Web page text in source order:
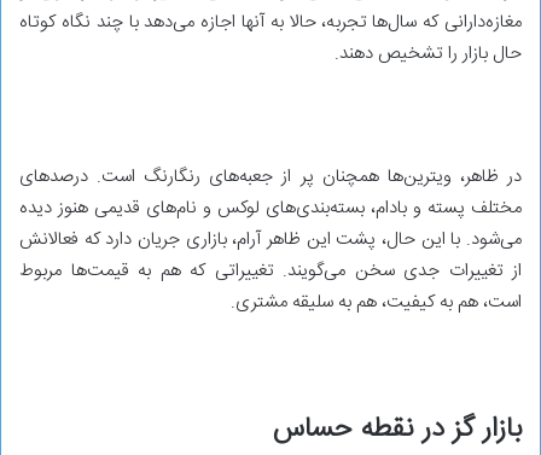
مغازه‌دارانی که سال‌ها تجربه، حالا به آنها اجازه می‌دهد با چند نگاه کوتاه
حال بازار را تشخیص دهند.
در ظاهر، ویترین‌ها همچنان پر از جعبه‌های رنگارنگ است. درصدهای
مختلف پسته و بادام، بسته‌بندی‌های لوکس و نام‌های قدیمی هنوز دیده
می‌شود. با این حال، پشت این ظاهر آرام، بازاری جریان دارد که فعالانش
از تغییرات جدی سخن می‌گویند. تغییراتی که هم به قیمت‌ها مربوط
است، هم به کیفیت، هم به سلیقه مشتری.
بازار گز در نقطه حساس